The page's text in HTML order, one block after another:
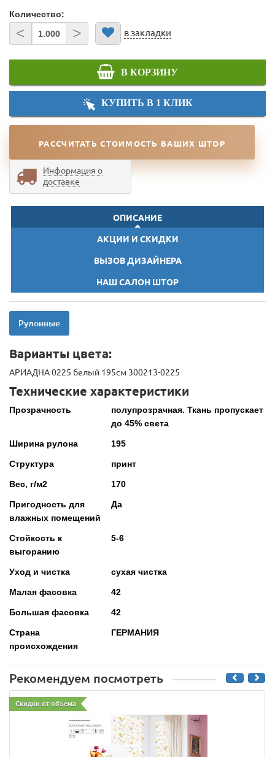
Количество:
< > в закладки
В КОРЗИНУ
КУПИТЬ В 1 КЛИК
РАССЧИТАТЬ СТОИМОСТЬ ВАШИХ ШТОР
Информация о
доставке
ОПИСАНИЕ
АКЦИИ И СКИДКИ
ВЫЗОВ ДИЗАЙНЕРА
НАШ САЛОН ШТОР
Рулонные
Варианты цвета:
АРИАДНА 0225 белый 195см 300213-0225
Технические характеристики
Прозрачность
полупрозрачная. Ткань пропускает
до 45% света
Ширина рулона 195
Структура принт
Вес, г/м2 170
Пригодность для
влажных помещений
Да
Стойкость к
выгоранию
5-6
Уход и чистка сухая чистка
Малая фасовка 42
Большая фасовка 42
Страна
происхождения
ГЕРМАНИЯ
Рекомендуем посмотреть
Скидки от объема